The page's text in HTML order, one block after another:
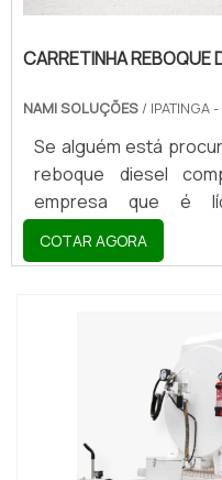
CARRETINHA REBOQUE
NAMI SOLUÇÕES / IPATINGA
Se alguém está
reboque diesel
empresa que é
Elaborando uma
chama Soluções
o interesse é por
comprar, com a Nami
excelente
pagamento
INFORMAÇÕES SOBRE
COTAR AGORA